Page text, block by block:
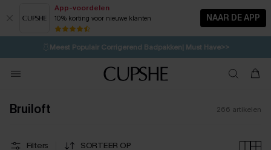
App-voordelen
10% korting voor nieuwe klanten NAAR DE APP
⚡️LAATSTE KANS | Tot 50% korting>>
🩱Meest Populair Corrigerend Badpakken| Must Have>>
💌Abonneer je & ontvang tot 15% korting>>
Koop 3, krijg 15% korting | CODE: SW15 1D:9H:44M:9S
Bruiloft 266 artikelen
Filters SORTEER OP